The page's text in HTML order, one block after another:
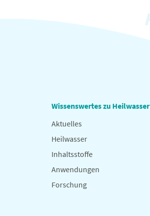
Wissenswertes zu Heilwasser
Aktuelles
Heilwasser
Inhaltsstoffe
Anwendungen
Forschung